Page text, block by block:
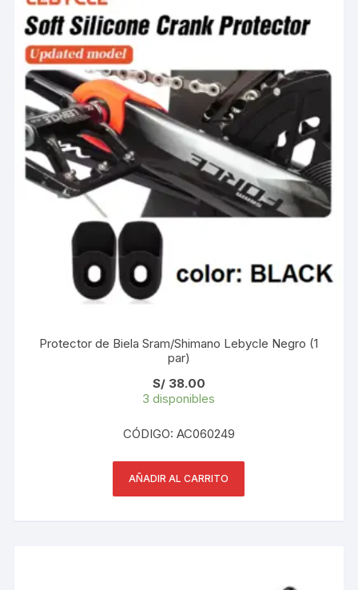
Protector de Biela Sram/Shimano Lebycle Negro (1
par)
S/38.00
3 disponibles
CÓDIGO: AC060249
AÑADIR AL CARRITO